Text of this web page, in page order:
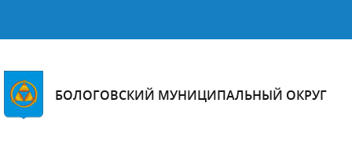
БОЛОГОВСКИЙ МУНИЦИПАЛЬНЫЙ ОКРУГ